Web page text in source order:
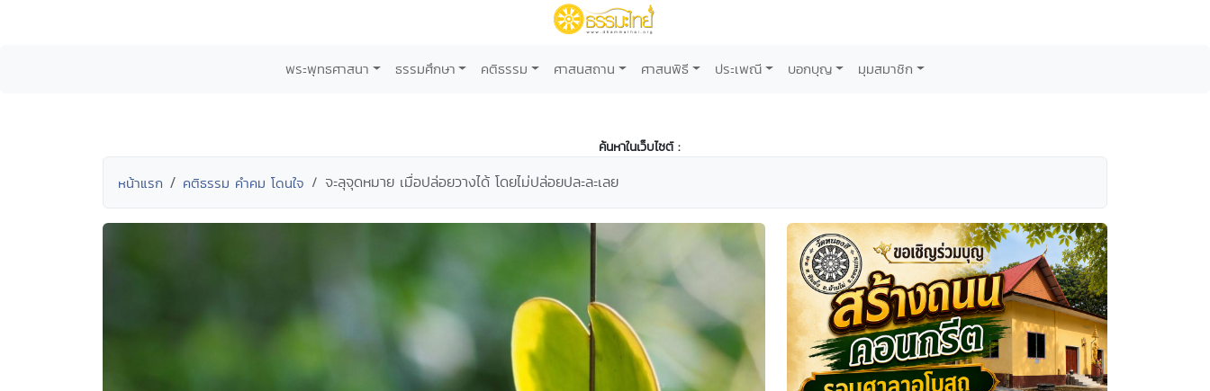
พระพุทธศาสนา ธรรมศึกษา คติธรรม ศาสนสถาน ศาสนพิธี ประเพณี บอกบุญ มุมสมาชิก
ค้นหาในเว็บไซต์ :
หน้าแรก คติธรรม คำคม โดนใจ จะลุจุดหมาย เมื่อปล่อยวางได้ โดยไม่ปล่อยปละละเลย